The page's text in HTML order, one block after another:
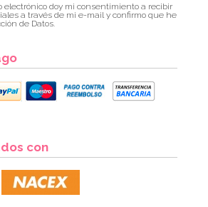
electrónico doy mi consentimiento a recibir
a través de mi e-mail y confirmo que he
de Datos.
con